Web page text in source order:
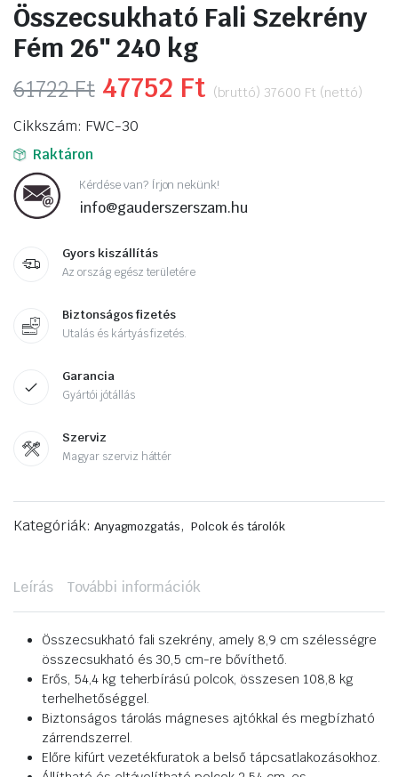
Összecsukható Fali Szekrény
Fém 26″ 240 kg
61722Ft Original
price
61722 Ft.
47752 Ft Current
47752 Ft.
(bruttó) 37600 Ft (nettó)
Cikkszám: FWC-30
Raktáron
Kérdése van? Írjon nekünk!
info@gauderszerszam.hu
Gyors kiszállítás
Az ország egész területére
Biztonságos fizetés
Utalás és kártyás fizetés.
Garancia
Gyártói jótállás
Szerviz
Magyar szerviz háttér
Kategóriák: Anyagmozgatás, Polcok és tárolók
Leírás További információk
Összecsukható fali szekrény, amely 8,9 cm szélességre
összecsukható és 30,5 cm-re bővíthető.
Erős, 54,4 kg teherbírású polcok, összesen 108,8 kg
terhelhetőséggel.
Biztonságos tárolás mágneses ajtókkal és megbízható
zárrendszerrel.
Előre kifúrt vezetékfuratok a belső tápcsatlakozásokhoz.